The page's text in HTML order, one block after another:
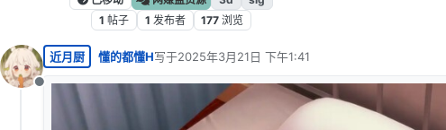
1 帖子 1 发布者 177 浏览
离线
近月厨 懂的都懂H写于2025年3月21日 下午1:41
最后由 编辑